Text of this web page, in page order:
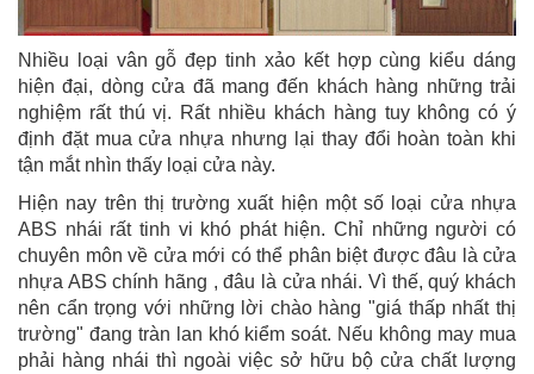
Nhiều loại vân gỗ đẹp tinh xảo kết hợp cùng kiểu dáng
hiện đại, dòng cửa đã mang đến khách hàng những trải
nghiệm rất thú vị. Rất nhiều khách hàng tuy không có ý
định đặt mua cửa nhựa nhưng lại thay đổi hoàn toàn khi
tận mắt nhìn thấy loại cửa này.
Hiện nay trên thị trường xuất hiện một số loại cửa nhựa
ABS nhái rất tinh vi khó phát hiện. Chỉ những người có
chuyên môn về cửa mới có thể phân biệt được đâu là cửa
nhựa ABS chính hãng , đâu là cửa nhái. Vì thế, quý khách
nên cẩn trọng với những lời chào hàng "giá thấp nhất thị
trường" đang tràn lan khó kiểm soát. Nếu không may mua
phải hàng nhái thì ngoài việc sở hữu bộ cửa chất lượng